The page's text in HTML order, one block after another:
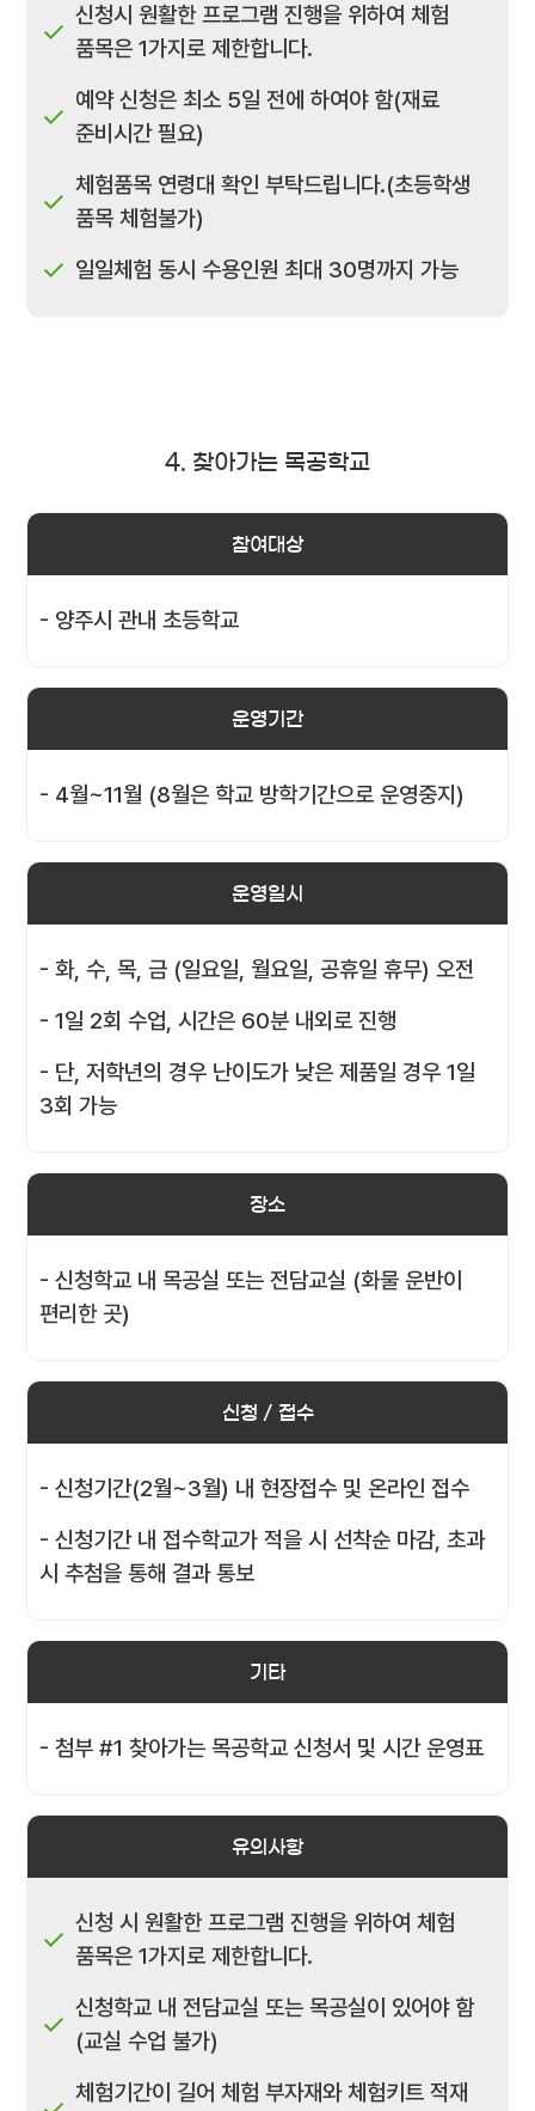
신청시 원활한 프로그램 진행을 위하여 체험
품목은 1가지로 제한합니다.
예약 신청은 최소 5일 전에 하여야 함(재료
준비시간 필요)
체험품목 연령대 확인 부탁드립니다.(초등학생
품목 체험불가)
일일체험 동시 수용인원 최대 30명까지 가능
4. 찾아가는 목공학교
참여대상
- 양주시 관내 초등학교
운영기간
- 4월~11월 (8월은 학교 방학기간으로 운영중지)
운영일시
- 화, 수, 목, 금 (일요일, 월요일, 공휴일 휴무) 오전
- 1일 2회 수업, 시간은 60분 내외로 진행
- 단, 저학년의 경우 난이도가 낮은 제품일 경우 1일
3회 가능
장소
- 신청학교 내 목공실 또는 전담교실 (화물 운반이
편리한 곳)
신청 / 접수
- 신청기간(2월~3월) 내 현장접수 및 온라인 접수
- 신청기간 내 접수학교가 적을 시 선착순 마감, 초과
시 추첨을 통해 결과 통보
기타
- 첨부 #1 찾아가는 목공학교 신청서 및 시간 운영표
유의사항
신청 시 원활한 프로그램 진행을 위하여 체험
품목은 1가지로 제한합니다.
신청학교 내 전담교실 또는 목공실이 있어야 함
(교실 수업 불가)
체험기간이 길어 체험 부자재와 체험키트 적재